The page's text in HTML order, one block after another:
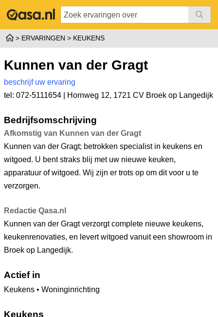
ERVARINGEN KEUKENS
Kunnen van der Gragt
beschrijf uw ervaring
tel: 072-5111654 |
Hornweg 12, 1721 CV Broek op Langedijk
Bedrijfsomschrijving
Afkomstig van Kunnen van der Gragt
Kunnen van der Gragt; betrokken specialist in keukens en
witgoed. U bent straks blij met uw nieuwe keuken,
apparatuur of witgoed. Wij zijn er trots op om dit voor u te
verzorgen.
Redactie Qasa.nl
Kunnen van der Gragt verzorgt complete nieuwe keukens,
keukenrenovaties, en levert witgoed vanuit een showroom in
Broek op Langedijk.
Actief in
Keukens • Woninginrichting
Keukens